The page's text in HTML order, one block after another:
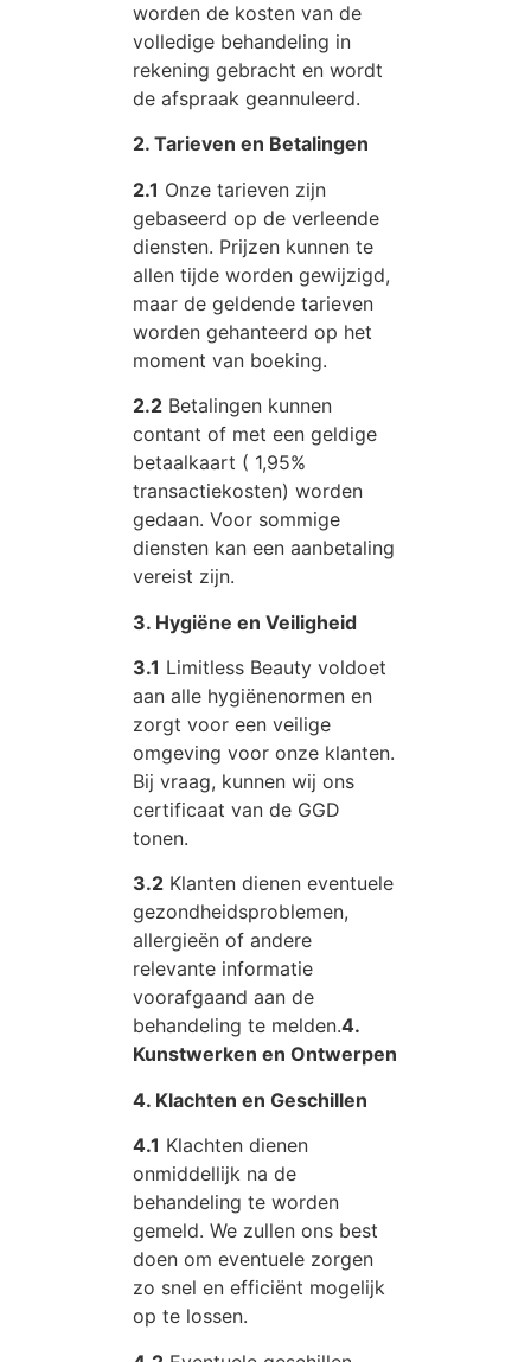
worden de kosten van de
volledige behandeling in
rekening gebracht en wordt
de afspraak geannuleerd.
2. Tarieven en Betalingen
2.1 Onze tarieven zijn
gebaseerd op de verleende
diensten. Prijzen kunnen te
allen tijde worden gewijzigd,
maar de geldende tarieven
worden gehanteerd op het
moment van boeking.
2.2 Betalingen kunnen
contant of met een geldige
betaalkaart ( 1,95%
transactiekosten) worden
gedaan. Voor sommige
diensten kan een aanbetaling
vereist zijn.
3. Hygiëne en Veiligheid
3.1 Limitless Beauty voldoet
aan alle hygiënenormen en
zorgt voor een veilige
omgeving voor onze klanten.
Bij vraag, kunnen wij ons
certificaat van de GGD
tonen.
3.2 Klanten dienen eventuele
gezondheidsproblemen,
allergieën of andere
relevante informatie
voorafgaand aan de
behandeling te melden.4.
Kunstwerken en Ontwerpen
4. Klachten en Geschillen
4.1 Klachten dienen
onmiddellijk na de
behandeling te worden
gemeld. We zullen ons best
doen om eventuele zorgen
zo snel en efficiënt mogelijk
op te lossen.